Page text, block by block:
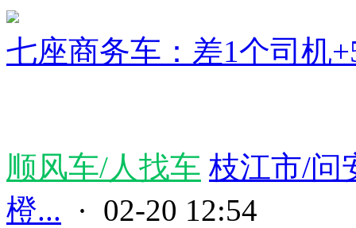
七座商务车：差1个司机
顺风车/人找车 枝江市/问
橙...
· 02-20 12:54